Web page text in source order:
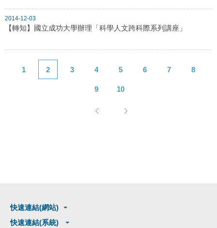
2014-12-03
【轉知】國立成功大學辦理「科學人文跨科際系列講座」
1 2 3 4 5 6 7 8
9 10
快速連結(網站)
快速連結(系統)